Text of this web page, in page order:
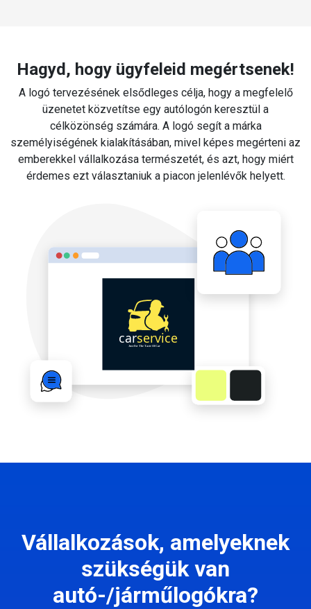
Hagyd, hogy ügyfeleid megértsenek!
A logó tervezésének elsődleges célja, hogy a megfelelő
üzenetet közvetítse egy autólogón keresztül a
célközönség számára. A logó segít a márka
személyiségének kialakításában, mivel képes megérteni az
emberekkel vállalkozása természetét, és azt, hogy miért
érdemes ezt választaniuk a piacon jelenlévők helyett.
Vállalkozások, amelyeknek
szükségük van
autó-/járműlogókra?